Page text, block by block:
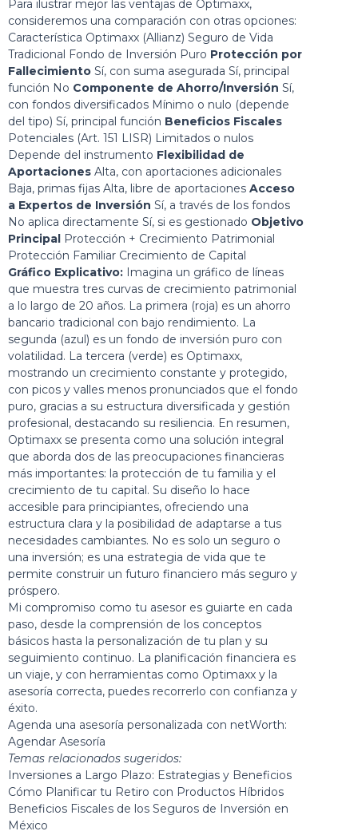
Para ilustrar mejor las ventajas de Optimaxx,
consideremos una comparación con otras opciones:
Característica Optimaxx (Allianz) Seguro de Vida
Tradicional Fondo de Inversión Puro Protección por
Fallecimiento Sí, con suma asegurada Sí, principal
función No Componente de Ahorro/Inversión Sí,
con fondos diversificados Mínimo o nulo (depende
del tipo) Sí, principal función Beneficios Fiscales
Potenciales (Art. 151 LISR) Limitados o nulos
Depende del instrumento Flexibilidad de
Aportaciones Alta, con aportaciones adicionales
Baja, primas fijas Alta, libre de aportaciones Acceso
a Expertos de Inversión Sí, a través de los fondos
No aplica directamente Sí, si es gestionado Objetivo
Principal Protección + Crecimiento Patrimonial
Protección Familiar Crecimiento de Capital
Gráfico Explicativo: Imagina un gráfico de líneas
que muestra tres curvas de crecimiento patrimonial
a lo largo de 20 años. La primera (roja) es un ahorro
bancario tradicional con bajo rendimiento. La
segunda (azul) es un fondo de inversión puro con
volatilidad. La tercera (verde) es Optimaxx,
mostrando un crecimiento constante y protegido,
con picos y valles menos pronunciados que el fondo
puro, gracias a su estructura diversificada y gestión
profesional, destacando su resiliencia. En resumen,
Optimaxx se presenta como una solución integral
que aborda dos de las preocupaciones financieras
más importantes: la protección de tu familia y el
crecimiento de tu capital. Su diseño lo hace
accesible para principiantes, ofreciendo una
estructura clara y la posibilidad de adaptarse a tus
necesidades cambiantes. No es solo un seguro o
una inversión; es una estrategia de vida que te
permite construir un futuro financiero más seguro y
próspero.
Mi compromiso como tu asesor es guiarte en cada
paso, desde la comprensión de los conceptos
básicos hasta la personalización de tu plan y su
seguimiento continuo. La planificación financiera es
un viaje, y con herramientas como Optimaxx y la
asesoría correcta, puedes recorrerlo con confianza y
éxito.
Agenda una asesoría personalizada con netWorth:
Agendar Asesoría
Temas relacionados sugeridos:
Inversiones a Largo Plazo: Estrategias y Beneficios
Cómo Planificar tu Retiro con Productos Híbridos
Beneficios Fiscales de los Seguros de Inversión en
México